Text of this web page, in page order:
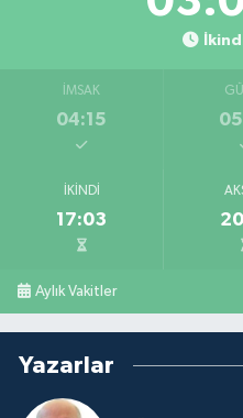
İMSAK
04:15
İKINDI
17:03
Aylık Vakitler
Yazarlar